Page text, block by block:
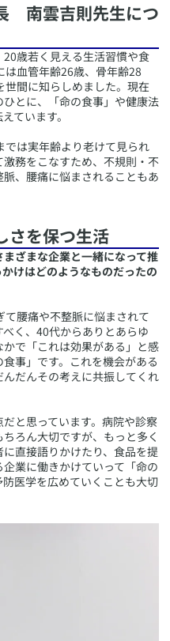
南雲吉則先生につ
歳若く見える生活習慣や食
血管年齢26歳、骨年齢28
間に知らしめました。現在
とに、「命の食事」や健康法
ています。
は実年齢より老けて見られ
務をこなすため、不規則・不
、腰痛に悩まされることもあ
さを保つ生活
ざまな企業と一緒になって推
けはどのようなものだったの
腰痛や不整脈に悩まされて
く、40代からありとあらゆ
で「これは効果がある」と感
事」です。これを機会がある
だんその考えに共振してくれ
と思っています。病院や診察
ろん大切ですが、もっと多く
直接語りかけたり、食品を提
業に働きかけていって「命の
医学を広めていくことも大切